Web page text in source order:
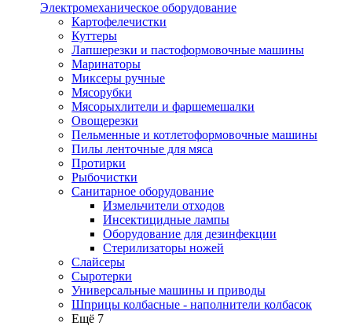
Электромеханическое оборудование
Картофелечистки
Куттеры
Лапшерезки и пастоформовочные машины
Маринаторы
Миксеры ручные
Мясорубки
Мясорыхлители и фаршемешалки
Овощерезки
Пельменные и котлетоформовочные машины
Пилы ленточные для мяса
Протирки
Рыбочистки
Санитарное оборудование
Измельчители отходов
Инсектицидные лампы
Оборудование для дезинфекции
Стерилизаторы ножей
Слайсеры
Сыротерки
Универсальные машины и приводы
Шприцы колбасные - наполнители колбасок
Ещё 7